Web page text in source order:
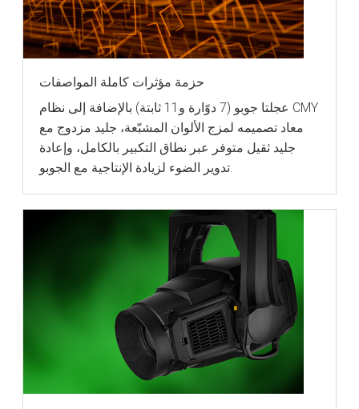
حزمة مؤثرات كاملة المواصفات
عجلتا جوبو (7 دوّارة و11 ثابتة) بالإضافة إلى نظام CMY
معاد تصميمه لمزج الألوان المشبّعة، جليد مزدوج مع
جليد ثقيل متوفر عبر نطاق التكبير بالكامل، وإعادة
تدوير الضوء لزيادة الإنتاجية مع الجوبو.